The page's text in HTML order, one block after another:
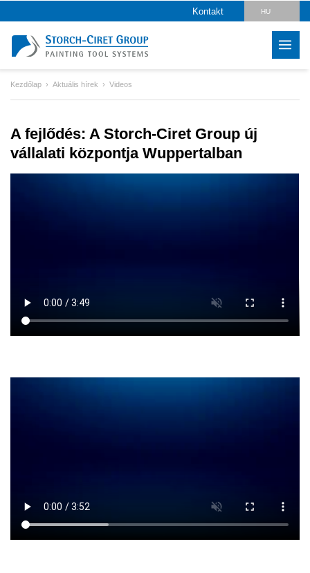
Kontakt HU
Kezdőlap Aktuális hírek Videos
A fejlődés: A Storch-Ciret Group új
vállalati központja Wuppertalban